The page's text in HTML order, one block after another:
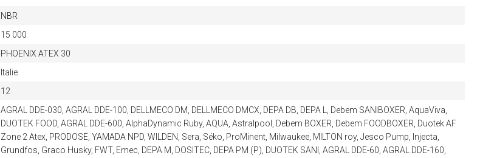
NBR
15 000
PHOENIX ATEX 30
Italie
12
AGRAL DDE-030, AGRAL DDE-100, DELLMECO DM, DELLMECO DMCX, DEPA DB, DEPA L, Debem SANIBOXER, AquaViva,
DUOTEK FOOD, AGRAL DDE-600, AlphaDynamic Ruby, AQUA, Astralpool, Debem BOXER, Debem FOODBOXER, Duotek AF
Zone 2 Atex, PRODOSE, YAMADA NPD, WILDEN, Sera, Séko, ProMinent, Milwaukee, MILTON roy, Jesco Pump, Injecta,
Grundfos, Graco Husky, FWT, Emec, DEPA M, DOSITEC, DEPA РМ (Р), DUOTEK SANI, AGRAL DDE-60, AGRAL DDE-160,